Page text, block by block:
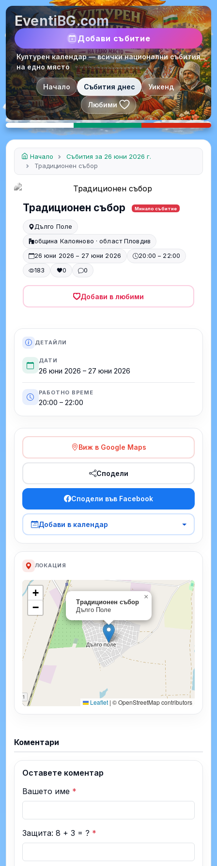
EventiBG.com
Добави събитие
Културен календар — всички национални събития
на едно място
Начало Събития днес Уикенд
Любими
Начало
Събития за 26 юни 2026 г.
Традиционен събор
Традиционен събор Минало събитие
Дълго Поле
община Калояново · област Пловдив
26 юни 2026 – 27 юни 2026
20:00 – 22:00
183
0 0
Добави в любими
ДЕТАЙЛИ
ДАТИ
26 юни 2026 – 27 юни 2026
РАБОТНО ВРЕМЕ
20:00 – 22:00
Виж в Google Maps
Сподели
Сподели във Facebook
Добави в календар
ЛОКАЦИЯ
Традиционен събор
Дълго Поле
×
+
−
Leaflet | © OpenStreetMap contributors
Коментари
Оставете коментар
Вашето име *
Защита: 8 + 3 = ? *